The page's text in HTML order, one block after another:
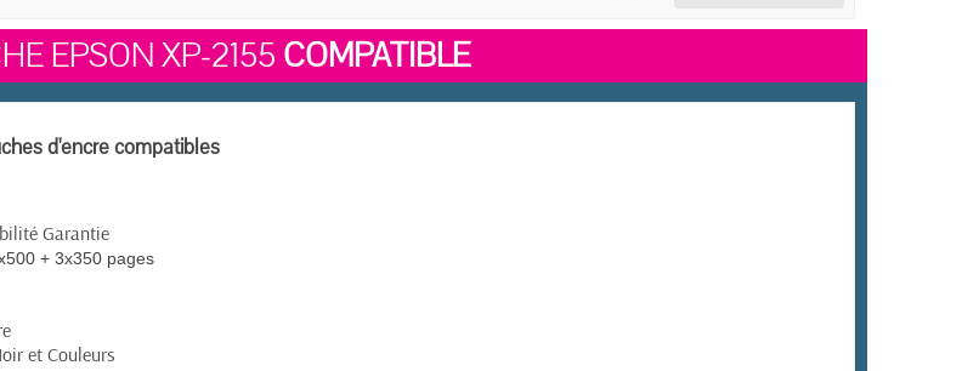
EPSON XP-2155 COMPATIBLE
d'encre compatibles
Garantie
+ 3x350 pages
et Couleurs